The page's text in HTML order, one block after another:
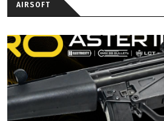
AIRSOFT